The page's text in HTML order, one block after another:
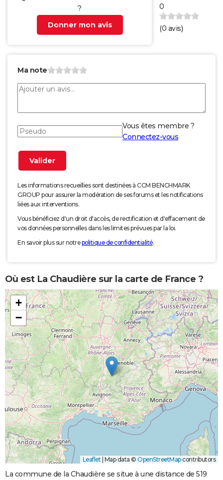
?
Donner mon avis
0
(0 avis)
Ma note
Vous êtes membre ?
Connectez-vous
Les informations recueillies sont destinées à CCM BENCHMARK
GROUP pour assurer la modération de ses forums et les notifications
liées aux interventions.
Vous bénéficiez d'un droit d'accès, de rectification et d'effacement de
vos données personnelles dans les limites prévues par la loi.
En savoir plus sur notrepolitique de confidentialité.
Où est La Chaudière sur la carte de France ?
+
−
Leaflet Map data © OpenStreetMapcontributors
La commune de la Chaudière se situe à une distance de 519